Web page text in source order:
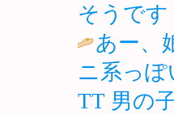
そうで
あー、
ニ系っ
TT 男の